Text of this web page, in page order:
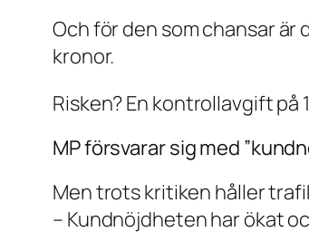
Och för den som chansar är
kronor.
Risken? En kontrollavgift
MP försvarar sig med
Men trots kritiken håller
– Kundnöjdheten har ökat